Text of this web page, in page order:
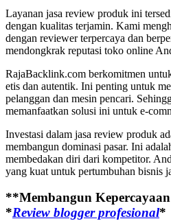
Layanan jasa review produk ini
dengan kualitas terjamin. Kami
dengan reviewer terpercaya dan
mendongkrak reputasi toko online
RajaBacklink.com berkomitmen
etis dan autentik. Ini penting untuk
pelanggan dan mesin pencari.
memanfaatkan solusi ini untuk e-
Investasi dalam jasa review produk
membangun dominasi pasar. Ini
membedakan diri dari kompetitor.
yang kuat untuk pertumbuhan bisnis
**Membangun
*Review blogger profesional*